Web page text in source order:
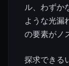
ル、わずか
ような光漏
の要素がノ
探求できる